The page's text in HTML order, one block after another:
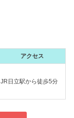
アクセス
JR日立駅から徒歩5分